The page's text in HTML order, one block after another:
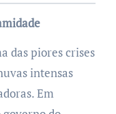
das piores crises
intensas
Em